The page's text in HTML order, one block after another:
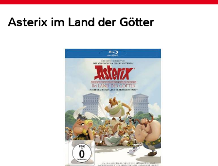
Asterix im Land der Götter